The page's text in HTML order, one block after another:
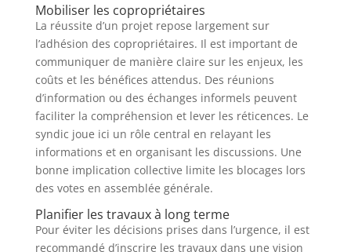
Mobiliser les copropriétaires
La réussite d’un projet repose largement sur
l’adhésion des copropriétaires. Il est important de
communiquer de manière claire sur les enjeux, les
coûts et les bénéfices attendus. Des réunions
d’information ou des échanges informels peuvent
faciliter la compréhension et lever les réticences. Le
syndic joue ici un rôle central en relayant les
informations et en organisant les discussions. Une
bonne implication collective limite les blocages lors
des votes en assemblée générale.
Planifier les travaux à long terme
Pour éviter les décisions prises dans l’urgence, il est
recommandé d’inscrire les travaux dans une vision